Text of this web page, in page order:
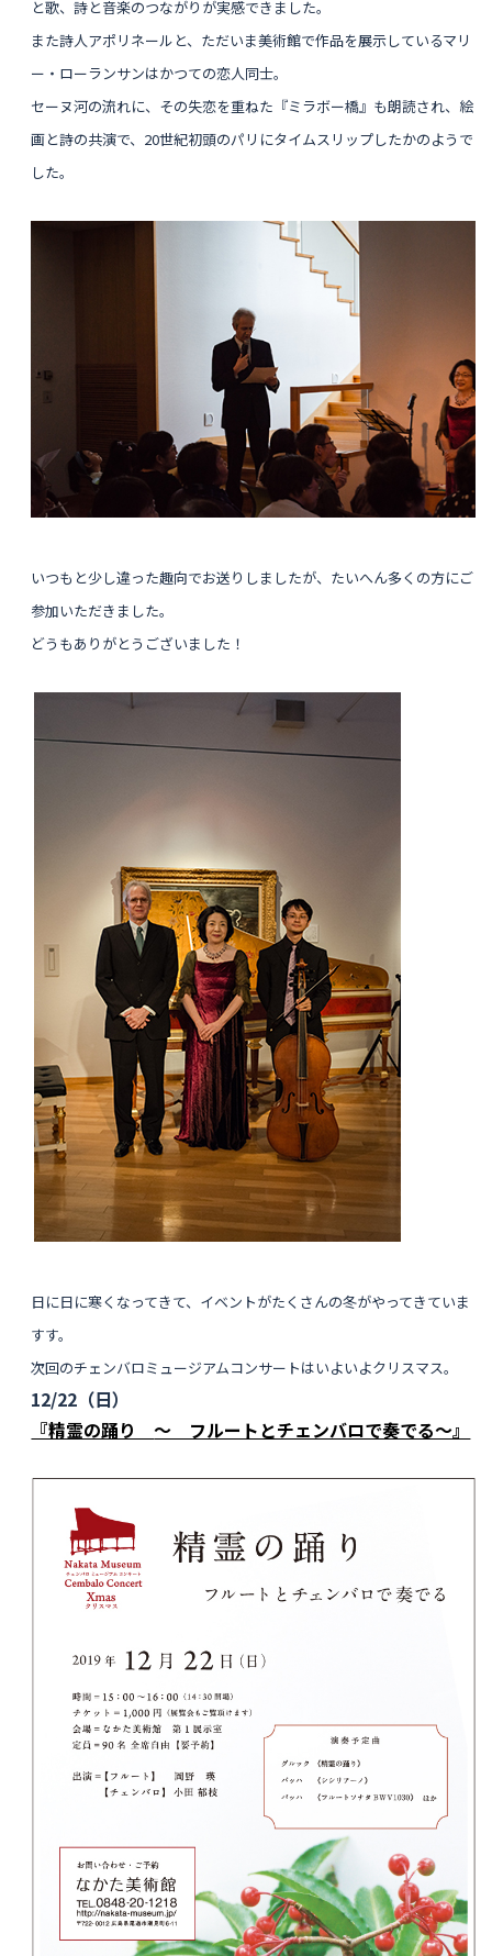
と歌、詩と音楽のつながりが実感できました。
また詩人アポリネールと、ただいま美術館で作品を展示しているマリ
ー・ローランサンはかつての恋人同士。
セーヌ河の流れに、その失恋を重ねた『ミラボー橋』も朗読され、絵
画と詩の共演で、20世紀初頭のパリにタイムスリップしたかのようで
した。
いつもと少し違った趣向でお送りしましたが、たいへん多くの方にご
参加いただきました。
どうもありがとうございました！
日に日に寒くなってきて、イベントがたくさんの冬がやってきていま
すす。
次回のチェンバロミュージアムコンサートはいよいよクリスマス。
12/22（日）
『精霊の踊り〜 フルートとチェンバロで奏でる〜』